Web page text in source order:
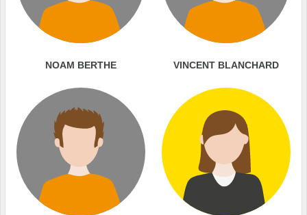
NOAM BERTHE VINCENT BLANCHARD